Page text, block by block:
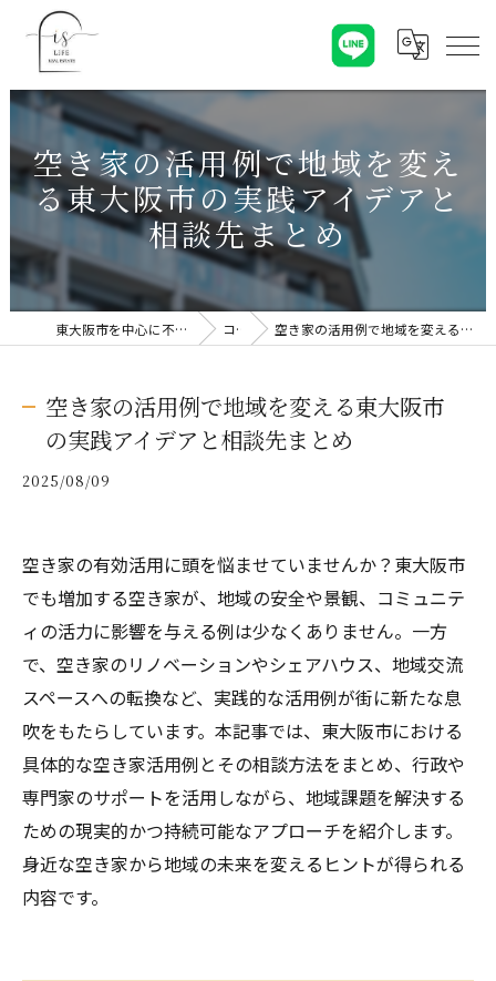
空き家の活用例で地域を変え
る東大阪市の実践アイデアと
相談先まとめ
東大阪市を中心に不動産売却なら株式会社Is Life コラム 空き家の活用例で地域を変える東大阪市の実践アイデアと相談先まとめ
空き家の活用例で地域を変える東大阪市
の実践アイデアと相談先まとめ
2025/08/09
空き家の有効活用に頭を悩ませていませんか？東大阪市
でも増加する空き家が、地域の安全や景観、コミュニテ
ィの活力に影響を与える例は少なくありません。一方
で、空き家のリノベーションやシェアハウス、地域交流
スペースへの転換など、実践的な活用例が街に新たな息
吹をもたらしています。本記事では、東大阪市における
具体的な空き家活用例とその相談方法をまとめ、行政や
専門家のサポートを活用しながら、地域課題を解決する
ための現実的かつ持続可能なアプローチを紹介します。
身近な空き家から地域の未来を変えるヒントが得られる
内容です。